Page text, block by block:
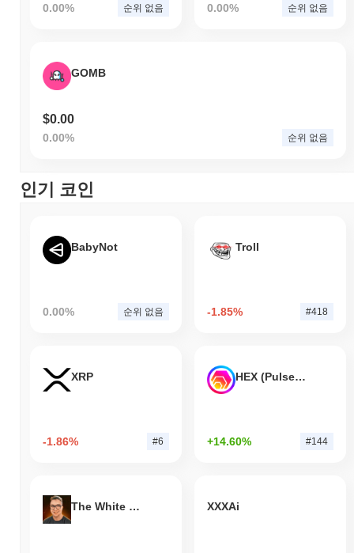
0.00% 순위 없음 0.00% 순위 없음
GOMB
$0.00
0.00% 순위 없음
인기 코인
BabyNot
0.00% 순위 없음
Troll
-1.85% #418
XRP
-1.86% #6
HEX (Pulsechain)
+14.60% #144
The White Bull XXXAi